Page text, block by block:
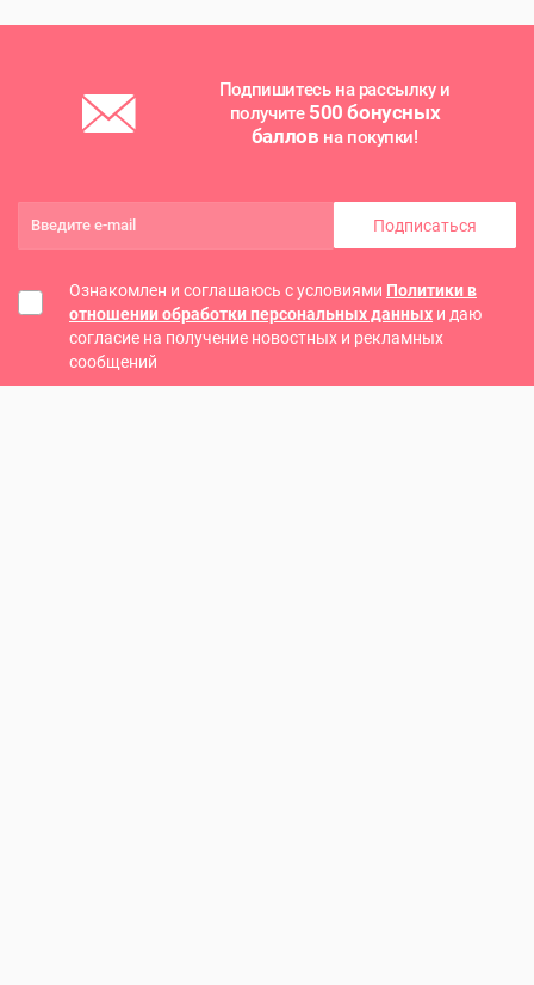
Подпишитесь на рассылку и
получите 500 бонусных
баллов на покупки!
Подписаться
Ознакомлен и соглашаюсь с условиями Политики в
отношении обработки персональных данных и даю
согласие на получение новостных и рекламных
сообщений